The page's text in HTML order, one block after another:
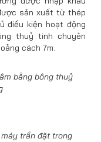
sản xuất từ thép
điều kiện hoạt động
thuỷ tinh chuyên
cách 7m.
bằng bông thuỷ
trần đặt trong